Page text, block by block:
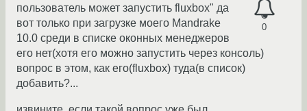
0
пользователь может запустить fluxbox" да
вот только при загрузке моего Mandrake
10.0 среди в списке оконных менеджеров
его нет(хотя его можно запустить через консоль)
вопрос в этом, как его(fluxbox) туда(в список)
добавить?...